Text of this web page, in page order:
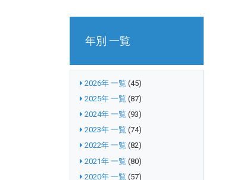
年別 一覧
2026年 一覧 (45)
2025年 一覧 (87)
2024年 一覧 (93)
2023年 一覧 (74)
2022年 一覧 (82)
2021年 一覧 (80)
2020年 一覧 (57)